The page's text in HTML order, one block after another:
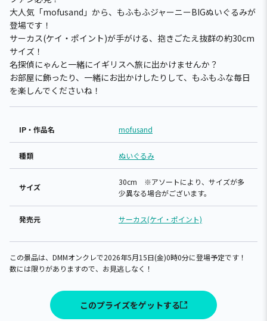
大人気「mofusand」から、もふもふジャーニーBIGぬいぐるみが
登場です！
サーカス(ケイ・ポイント)が手がける、抱きごたえ抜群の約30cm
サイズ！
名探偵にゃんと一緒にイギリスへ旅に出かけませんか？
お部屋に飾ったり、一緒にお出かけしたりして、もふもふな毎日
を楽しんでくださいね！
IP・作品名 mofusand
種類 ぬいぐるみ
サイズ
30cm ※アソートにより、サイズが多
少異なる場合がございます。
発売元 サーカス(ケイ・ポイント)
この景品は、DMMオンクレで2026年5月15日(金)0時0分に登場予定です！
数には限りがありますので、お見逃しなく！
このプライズをゲットする